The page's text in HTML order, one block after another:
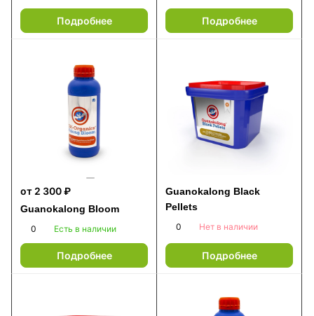
Подробнее Подробнее
от 2 300 ₽
Guanokalong Bloom
0 Есть в наличии
Подробнее
Guanokalong Black
Pellets
0 Нет в наличии
Подробнее